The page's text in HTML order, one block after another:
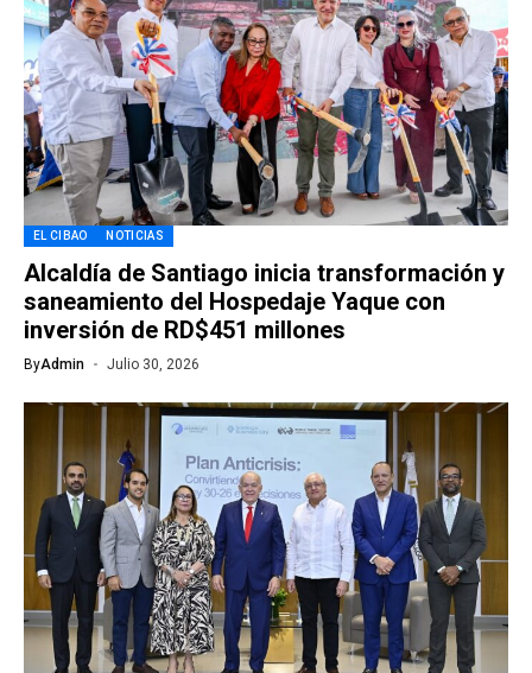
EL CIBAO NOTICIAS
Alcaldía de Santiago inicia transformación y
saneamiento del Hospedaje Yaque con
inversión de RD$451 millones
ByAdmin Julio 30, 2026